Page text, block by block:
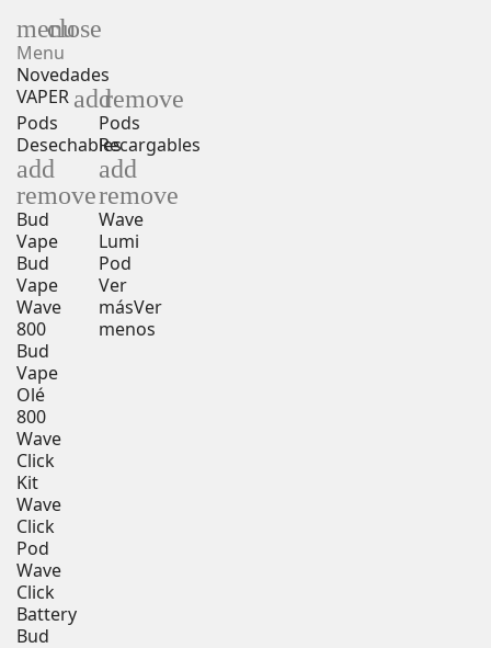
menuclose
Menu
Novedades
VAPER addremove
Pods
Desechables
add
remove
Bud
Vape
Bud
Vape
Wave
800
Bud
Vape
Olé
800
Wave
Click
Kit
Wave
Click
Pod
Wave
Click
Battery
Bud
Pods
Recargables
add
remove
Wave
Lumi
Pod
Ver
másVer
menos